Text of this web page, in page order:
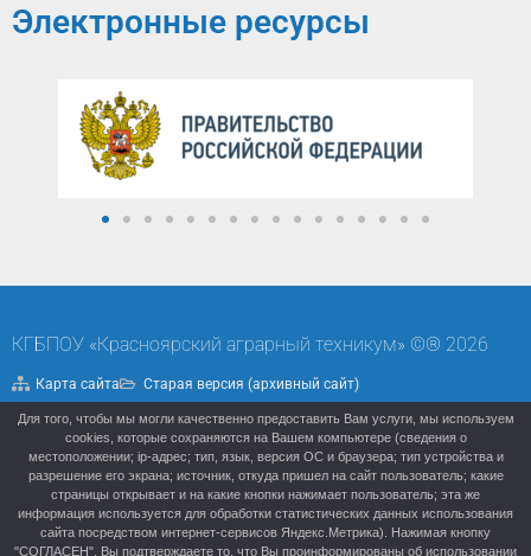
Электронные ресурсы
КГБПОУ «Красноярский аграрный техникум» ©® 2026
Карта сайта Старая версия (архивный сайт)
Политика конфиденциальности
Для того, чтобы мы могли качественно предоставить Вам услуги, мы используем
cookies, которые сохраняются на Вашем компьютере (сведения о
местоположении; ip-адрес; тип, язык, версия ОС и браузера; тип устройства и
разрешение его экрана; источник, откуда пришел на сайт пользователь; какие
страницы открывает и на какие кнопки нажимает пользователь; эта же
информация используется для обработки статистических данных использования
сайта посредством интернет-сервисов Яндекс.Метрика). Нажимая кнопку
"СОГЛАСЕН", Вы подтверждаете то, что Вы проинформированы об использовании